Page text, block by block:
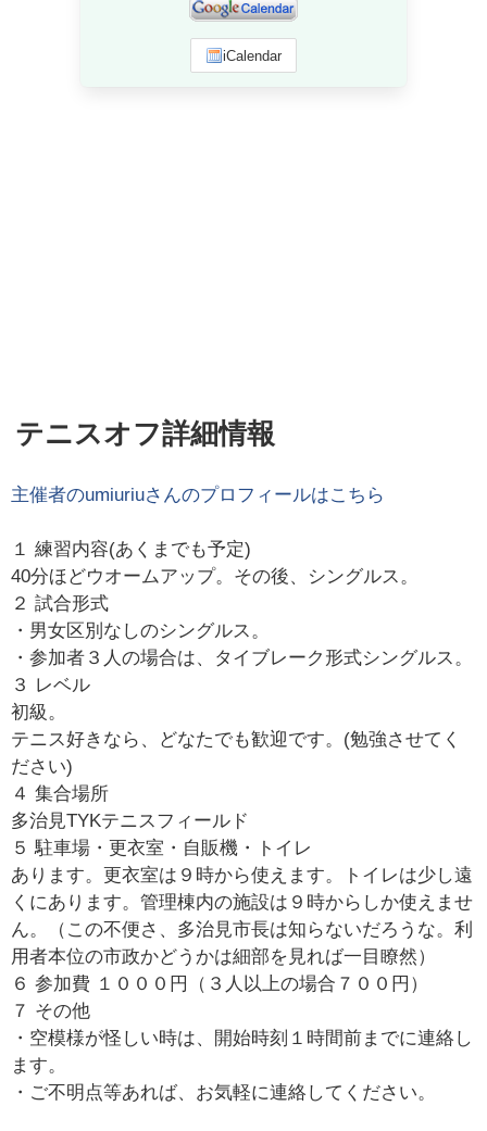
iCalendar
テニスオフ詳細情報
主催者のumiuriuさんのプロフィールはこちら
１ 練習内容(あくまでも予定)
40分ほどウオームアップ。その後、シングルス。
２ 試合形式
・男女区別なしのシングルス。
・参加者３人の場合は、タイブレーク形式シングルス。
３ レベル
初級。
テニス好きなら、どなたでも歓迎です。(勉強させてく
ださい)
４ 集合場所
多治見TYKテニスフィールド
５ 駐車場・更衣室・自販機・トイレ
あります。更衣室は９時から使えます。トイレは少し遠
くにあります。管理棟内の施設は９時からしか使えませ
ん。（この不便さ、多治見市長は知らないだろうな。利
用者本位の市政かどうかは細部を見れば一目瞭然）
６ 参加費 １０００円（３人以上の場合７００円）
７ その他
・空模様が怪しい時は、開始時刻１時間前までに連絡し
ます。
・ご不明点等あれば、お気軽に連絡してください。